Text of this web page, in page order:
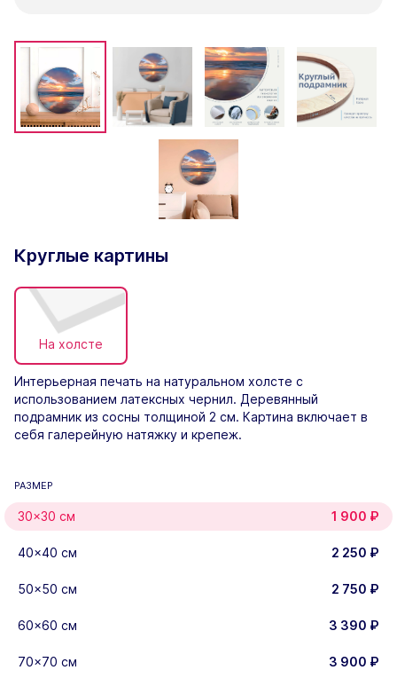
Круглые картины
На холсте
Интерьерная печать на натуральном холсте с
использованием латексных чернил. Деревянный
подрамник из сосны толщиной 2 см. Картина включает в
себя галерейную натяжку и крепеж.
РАЗМЕР
30×30 см 1 900 ₽
40×40 см 2 250 ₽
50x50 см 2 750 ₽
60×60 см 3 390 ₽
70×70 см 3 900 ₽